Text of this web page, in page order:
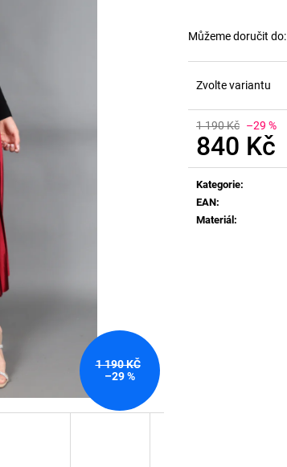
Můžeme doručit do:
Zvolte variantu
1 190 Kč –29 %
840 Kč
Měrná
cena:
Kategorie:
EAN:
Materiál:
1 190 KČ
–29 %